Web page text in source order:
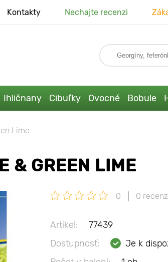
Kontakty Nechajte recenzi
Ihličnany Cibuľky Ovocné Bobule
Lime
& GREEN LIME
0 0
Artikel:
77439
Dostupnosť:
Je k